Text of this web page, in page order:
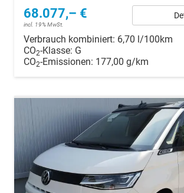
68.077,– €
incl. 19% MwSt.
Verbrauch kombiniert: 6,70 l/100km
CO2-Klasse: G
CO2-Emissionen: 177,00 g/km